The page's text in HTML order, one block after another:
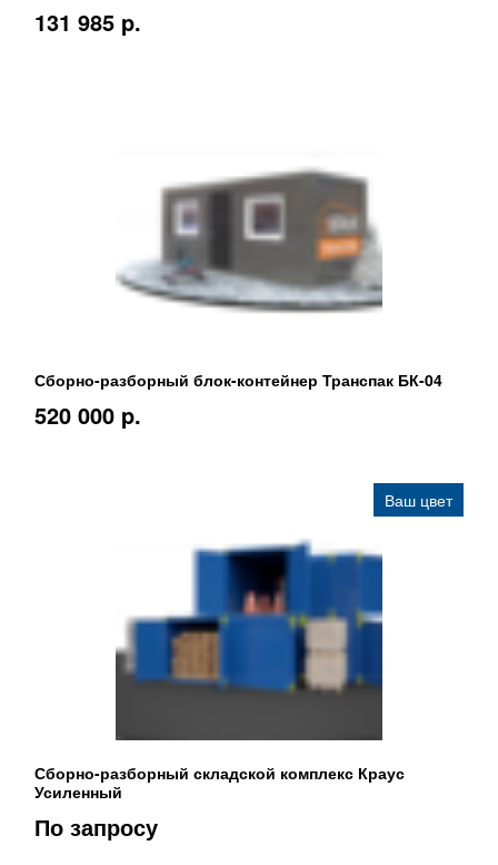
131 985 p.
Сборно-разборный блок-контейнер Транспак БК-04
520 000 p.
Ваш цвет
Сборно-разборный складской комплекс Краус
Усиленный
По запросу